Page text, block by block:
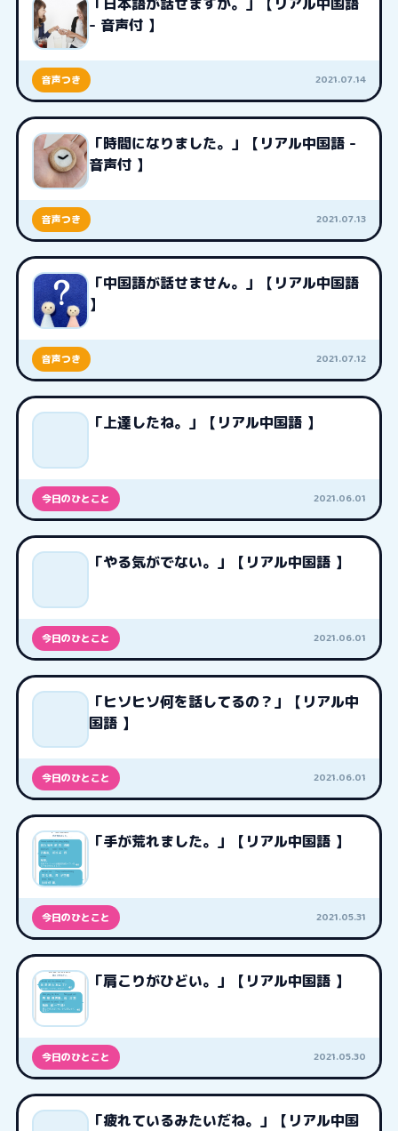
- 音声付 】
音声つき 2021.07.14
「時間になりました。」【リアル中国語 -
音声付 】
音声つき 2021.07.13
「中国語が話せません。」【リアル中国語
】
音声つき 2021.07.12
「上達したね。」【リアル中国語 】
今日のひとこと 2021.06.01
「やる気がでない。」【リアル中国語 】
今日のひとこと 2021.06.01
「ヒソヒソ何を話してるの？」【リアル中
国語 】
今日のひとこと 2021.06.01
「手が荒れました。」【リアル中国語 】
今日のひとこと 2021.05.31
「肩こりがひどい。」【リアル中国語 】
今日のひとこと 2021.05.30
「疲れているみたいだね。」【リアル中国